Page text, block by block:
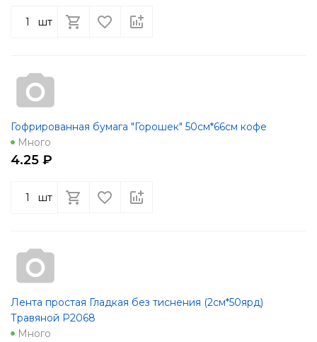
шт
Гофрированная бумага "Горошек" 50см*66см кофе
Много
4.25 ₽
шт
Лента простая Гладкая без тиснения (2см*50ярд)
Травяной Р2068
Много